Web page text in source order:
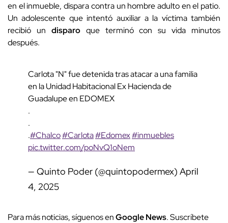
en el inmueble, dispara contra un hombre adulto en el patio.
Un adolescente que intentó auxiliar a la víctima también
recibió un disparoque terminó con su vida minutos
después.
Carlota "N" fue detenida tras atacar a una familia
en la Unidad Habitacional Ex Hacienda de
Guadalupe en EDOMEX
.
.
.#Chalco#Carlota#Edomex#inmuebles
pic.twitter.com/poNvQ1oNem
— Quinto Poder (@quintopodermex) April
4, 2025
Para más noticias, síguenos enGoogle News. Suscríbete